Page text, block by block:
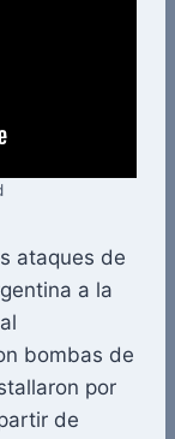
ataques de
a la
bombas de
por
de